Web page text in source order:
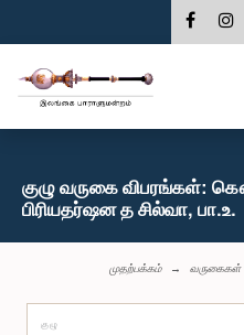
குழு வருகை விபரங்கள்:
பிரியதர்ஷன த சில்வா, பா.உ.
முதற்பக்கம் வருகைகள்
குழு